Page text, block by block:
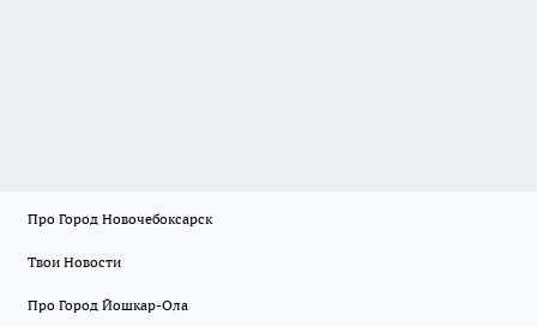
Про Город Новочебоксарск
Твои Новости
Про Город Йошкар-Ола